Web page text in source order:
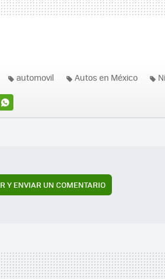
automovil Autos en México
Y ENVIAR UN COMENTARIO